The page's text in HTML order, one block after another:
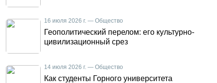
16 июля 2026 г. — Общество
Геополитический перелом: его культурно-
цивилизационный срез
14 июля 2026 г. — Общество
Как студенты Горного университета